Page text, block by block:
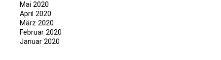
Mai 2020
April 2020
März 2020
Februar 2020
Januar 2020